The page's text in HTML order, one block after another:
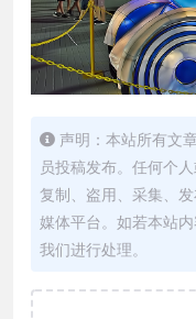
声明：本站所有文
员投稿发布。任何个
复制、盗用、采集、
媒体平台。如若本站
我们进行处理。